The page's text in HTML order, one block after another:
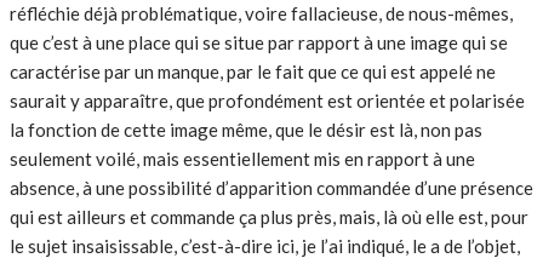
réfléchie déjà problématique, voire fallacieuse, de nous-mêmes,
que c’est à une place qui se situe par rapport à une image qui se
caractérise par un manque, par le fait que ce qui est appelé ne
saurait y apparaître, que profondément est orientée et polarisée
la fonction de cette image même, que le désir est là, non pas
seulement voilé, mais essentiellement mis en rapport à une
absence, à une possibilité d’apparition commandée d’une présence
qui est ailleurs et commande ça plus près, mais, là où elle est, pour
le sujet insaisissable, c’est-à-dire ici, je l’ai indiqué, le a de l’objet,